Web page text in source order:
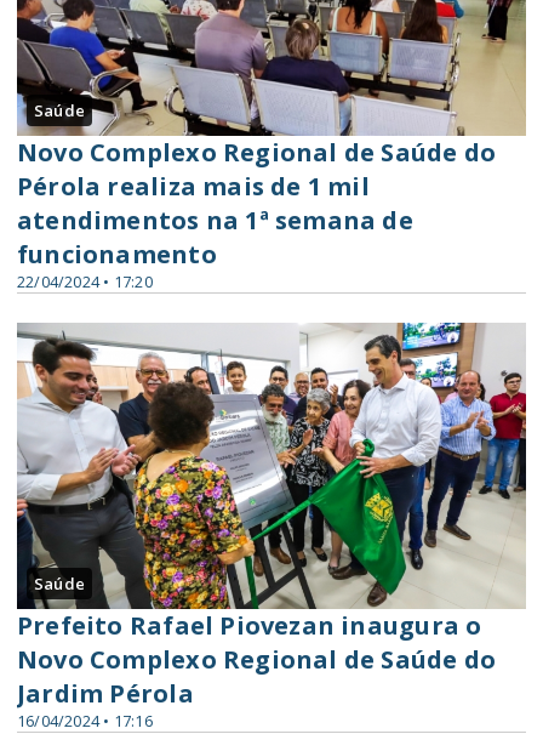
Saúde
22/04/2024 • 17:20
Novo Complexo Regional de Saúde do
Pérola realiza mais de 1 mil
atendimentos na 1ª semana de
funcionamento
Saúde
16/04/2024 • 17:16
Prefeito Rafael Piovezan inaugura o
Novo Complexo Regional de Saúde do
Jardim Pérola